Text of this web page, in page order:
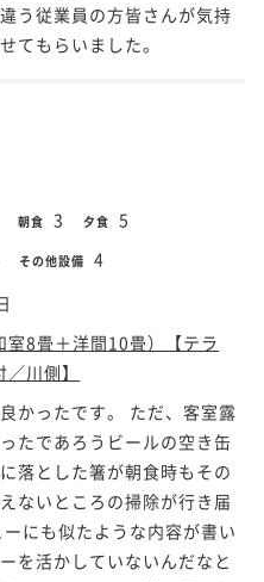
う従業員の方皆さんが気持
てもらいました。
朝食 3 夕食 5
その他設備 4
室8畳＋洋間10畳）【テラ
川側】
かったです。 ただ、客室露
たであろうビールの空き缶
落とした箸が朝食時もその
ないところの掃除が行き届
にも似たような内容が書い
を活かしていないんだなと